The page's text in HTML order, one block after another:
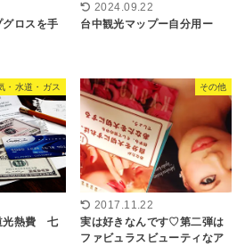
ロスを手
2024.09.22
台中観光マップー自分用ー
・水道・ガス
光熱費 七
その他
2017.11.22
実は好きなんです♡第二弾は
ファビュラスビューティなア